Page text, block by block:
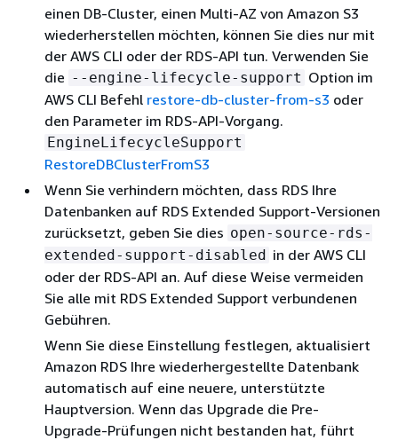
einen DB-Cluster, einen Multi-AZ von Amazon S3
wiederherstellen möchten, können Sie dies nur mit
der AWS CLI oder der RDS-API tun. Verwenden Sie
die --engine-lifecycle-support Option im
AWS CLI Befehl restore-db-cluster-from-s3 oder
den Parameter im RDS-API-Vorgang.
EngineLifecycleSupport
RestoreDBClusterFromS3
Wenn Sie verhindern möchten, dass RDS Ihre
Datenbanken auf RDS Extended Support-Versionen
zurücksetzt, geben Sie dies open-source-rds-
extended-support-disabled in der AWS CLI
oder der RDS-API an. Auf diese Weise vermeiden
Sie alle mit RDS Extended Support verbundenen
Gebühren.
Wenn Sie diese Einstellung festlegen, aktualisiert
Amazon RDS Ihre wiederhergestellte Datenbank
automatisch auf eine neuere, unterstützte
Hauptversion. Wenn das Upgrade die Pre-
Upgrade-Prüfungen nicht bestanden hat, führt